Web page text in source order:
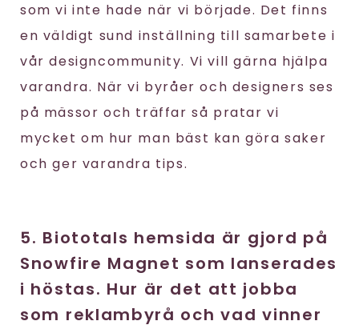
som vi inte hade när vi började. Det finns
en väldigt sund inställning till samarbete i
vår designcommunity. Vi vill gärna hjälpa
varandra. När vi byråer och designers ses
på mässor och träffar så pratar vi
mycket om hur man bäst kan göra saker
och ger varandra tips.
5. Biototals hemsida är gjord på
Snowfire Magnet som lanserades
i höstas. Hur är det att jobba
som reklambyrå och vad vinner